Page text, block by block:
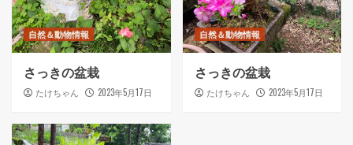
自然＆動物情報
さっきの盆栽
たけちゃん 2023年5月17日
自然＆動物情報
さっきの盆栽
たけちゃん 2023年5月17日